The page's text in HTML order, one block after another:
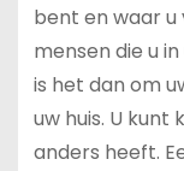
bent en waar u
mensen die u
is het dan om
uw huis. U kunt
anders heeft.